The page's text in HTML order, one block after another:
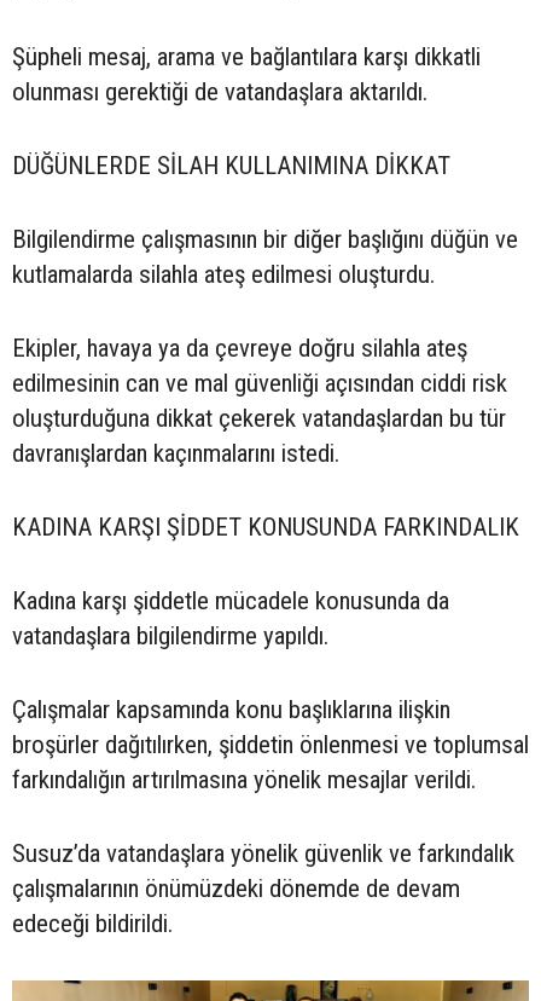
Şüpheli mesaj, arama ve bağlantılara karşı dikkatli
olunması gerektiği de vatandaşlara aktarıldı.
DÜĞÜNLERDE SİLAH KULLANIMINA DİKKAT
Bilgilendirme çalışmasının bir diğer başlığını düğün ve
kutlamalarda silahla ateş edilmesi oluşturdu.
Ekipler, havaya ya da çevreye doğru silahla ateş
edilmesinin can ve mal güvenliği açısından ciddi risk
oluşturduğuna dikkat çekerek vatandaşlardan bu tür
davranışlardan kaçınmalarını istedi.
KADINA KARŞI ŞİDDET KONUSUNDA FARKINDALIK
Kadına karşı şiddetle mücadele konusunda da
vatandaşlara bilgilendirme yapıldı.
Çalışmalar kapsamında konu başlıklarına ilişkin
broşürler dağıtılırken, şiddetin önlenmesi ve toplumsal
farkındalığın artırılmasına yönelik mesajlar verildi.
Susuz’da vatandaşlara yönelik güvenlik ve farkındalık
çalışmalarının önümüzdeki dönemde de devam
edeceği bildirildi.